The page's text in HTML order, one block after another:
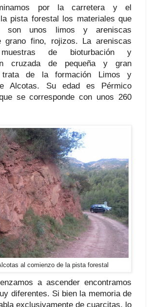
por la carretera y el
pista forestal los materiales que
son unos limos y areniscas
grano fino, rojizos. La areniscas
muestras de bioturbación y
cruzada de pequeña y gran
de la formación Limos y
Alcotas. Su edad es Pérmico
se corresponde con unos 260
al comienzo de la pista forestal
a ascender encontramos
diferentes. Si bien la memoria de
exclusivamente de cuarcitas, lo